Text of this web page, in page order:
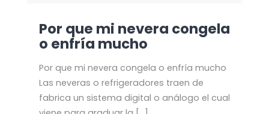
Por que mi nevera congela
o enfría mucho
Por que mi nevera congela o enfría mucho
Las neveras o refrigeradores traen de
fabrica un sistema digital o análogo el cual